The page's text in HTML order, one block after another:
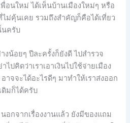
พื่อนใหม่ ได้เห็นบ้านเมืองใหม่ๆ หรือ
ม่คุ้นเคย รวมถึงสำคัญก็คือได้เที่ยว
นครับ
น้อยๆ ปีละครั้งก็ยังดี ไปสำรวจ
ปคิดว่าเราเอาเงินไปใช้จ่ายเมือง
าจจะได้อะไรดีๆ มาทำให้เราส่งออก
ดิมก็ได้ครับ
อกจากเรื่องงานแล้ว ยังมีของแถม